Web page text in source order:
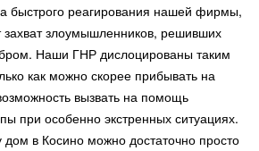
быстрого реагирования нашей фирмы,
захват злоумышленников, решивших
Наши ГНР дислоцированы таким
как можно скорее прибывать на
вызвать на помощь
при особенно экстренных ситуациях.
дом в Косино можно достаточно просто